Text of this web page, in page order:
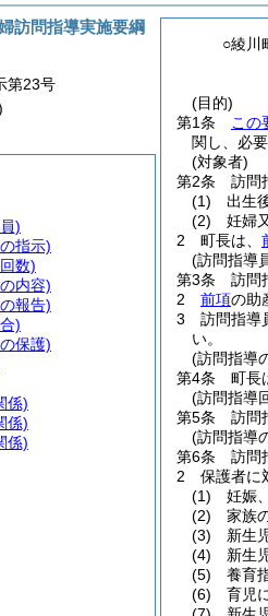
○綾川
(目的)
第1条
この
関し、必
(対象者)
第2条
訪問
(1)
出生
(2)
妊婦
2
町長は、
(訪問指導
第3条
訪問
2
前項の助
3
訪問指導
い。
(訪問指導
第4条
町長
(訪問指導
第5条
訪問
(訪問指導
第6条
訪問
2
保護者に
(1)
妊娠
(2)
家族
(3)
新生
(4)
新生
(5)
養育
(6)
育児
訪問指導実施要綱
第23号
)
指示)
数)
内容)
報告)
)
保護)
係)
係)
係)